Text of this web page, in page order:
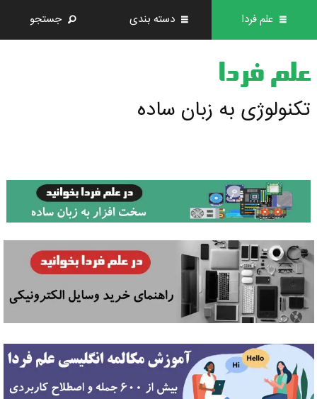
علم فردا دسته بندی جستجو
علم فردا
تکنولوژی به زبان ساده